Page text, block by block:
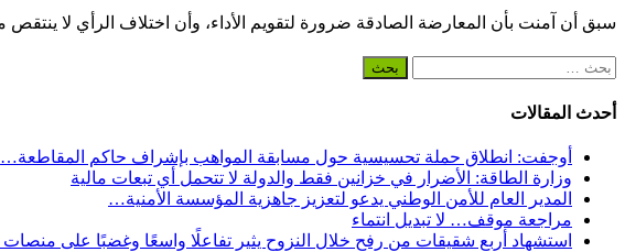
سبق أن آمنت بأن المعارضة الصادقة ضرورة لتقويم الأداء، وأن اختلاف الرأي لا
البحث
أحدث المقالات
أوجفت: انطلاق حملة تحسيسية حول مسابقة المواهب بإشراف حاكم المقاطعة…
وزارة الطاقة: الأضرار في خزانين فقط والدولة لا تتحمل أي تبعات مالية
المدير العام للأمن الوطني يدعو لتعزيز جاهزية المؤسسة الأمنية…
مراجعة موقف… لا تبديل انتماء
استشهاد أربع شقيقات من رفح خلال النزوح يثير تفاعلًا واسعًا وغضبًا على منصات